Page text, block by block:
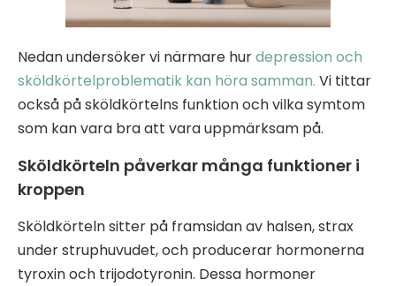
Nedan undersöker vi närmare hurdepression och
sköldkörtelproblematik kan höra samman. Vi tittar
också på sköldkörtelns funktion och vilka symtom
som kan vara bra att vara uppmärksam på.
Sköldkörteln påverkar många funktioner i
kroppen
Sköldkörteln sitter på framsidan av halsen, strax
under struphuvudet, och producerar hormonerna
tyroxin och trijodotyronin. Dessa hormoner